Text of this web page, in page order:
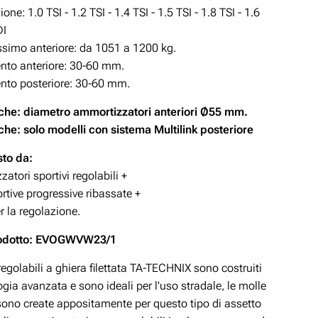
1.0 TSI - 1.2 TSI - 1.4 TSI - 1.5 TSI - 1.8 TSI - 1.6
anteriore: da 1051 a 1200 kg.
anteriore: 30-60 mm.
posteriore: 30-60 mm.
diametro ammortizzatori anteriori Ø55 mm.
solo modelli con sistema Multilink posteriore
da:
sportivi regolabili +
progressive ribassate +
la regolazione.
EVOGWVW23/1
a ghiera filettata TA-TECHNIX sono costruiti
avanzata e sono ideali per l'uso stradale, le molle
create appositamente per questo tipo di assetto